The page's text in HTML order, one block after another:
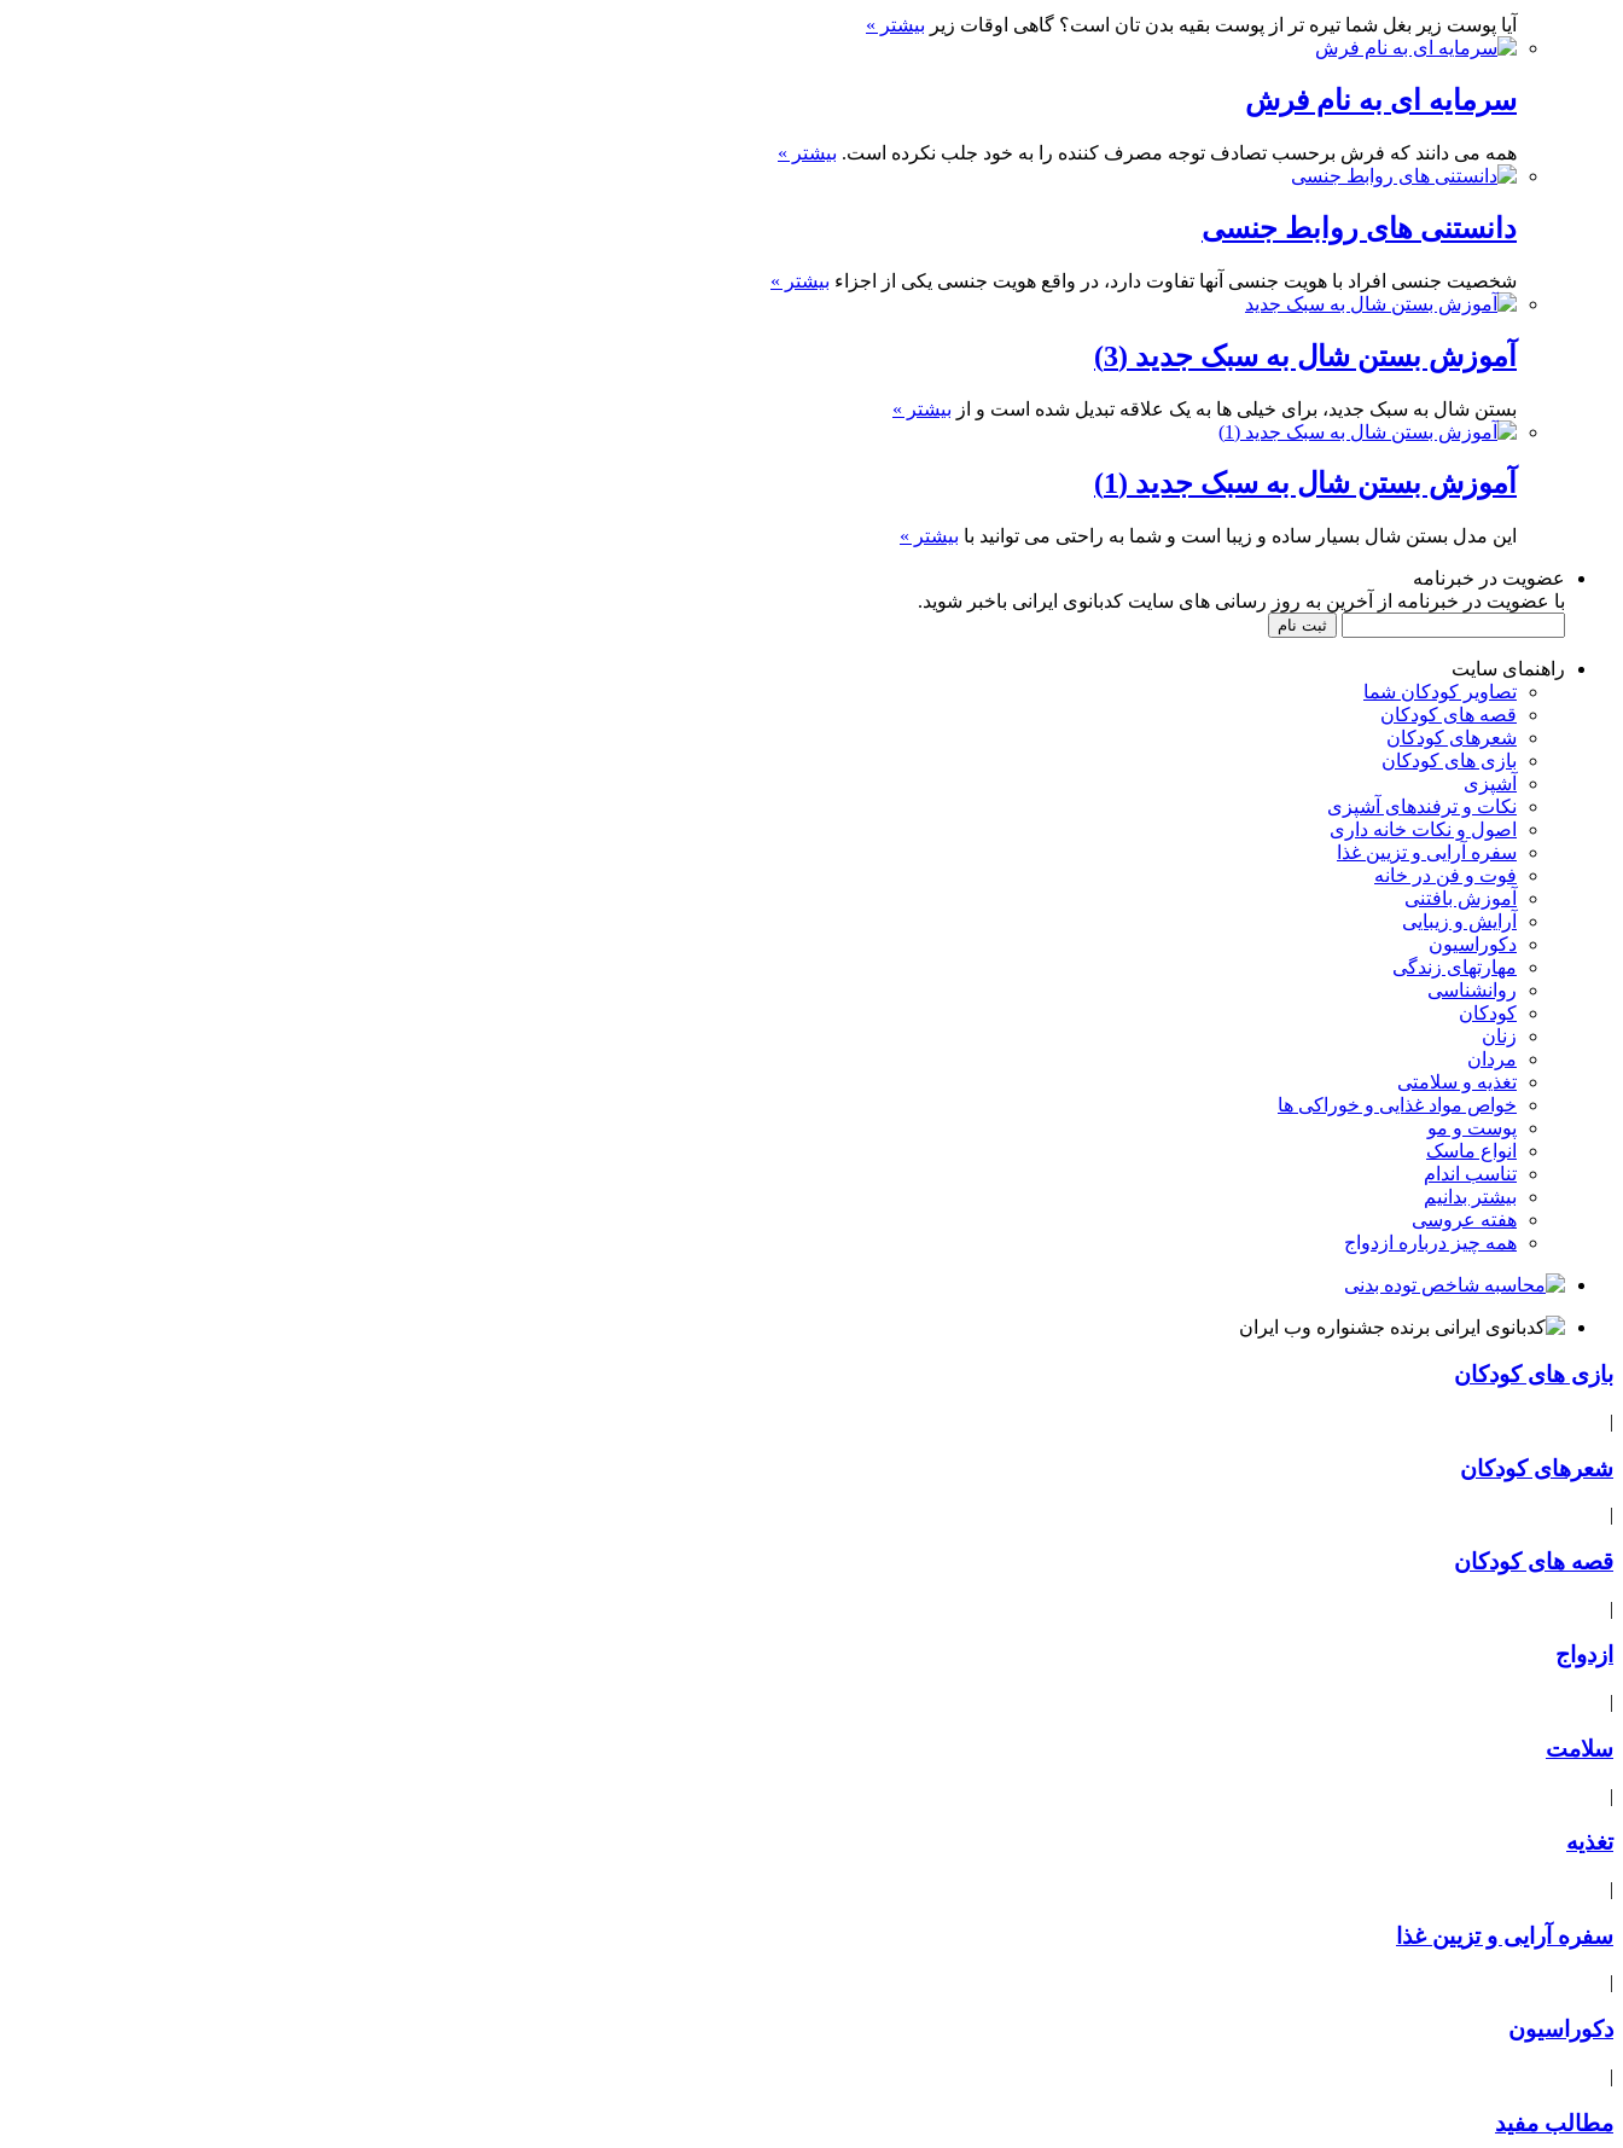
آیا پوست زیر بغل شما تیره تر از پوست بقیه بدن تان است؟ گاهی اوقات زیر بیشتر »
سرمایه ای به نام فرش
همه می دانند که فرش برحسب تصادف توجه مصرف کننده را به خود جلب نکرده است. بیشتر »
دانستنی های روابط جنسی
شخصیت جنسی افراد با هویت جنسی آنها تفاوت دارد، در واقع هویت جنسی یکی از اجزاء بیشتر »
آموزش بستن شال به سبک جدید (3)
بستن شال به سبک جدید، برای خیلی ها به یک علاقه تبدیل شده است و از بیشتر »
آموزش بستن شال به سبک جدید (1)
این مدل بستن شال بسیار ساده و زیبا است و شما به راحتی می توانید با بیشتر »
عضویت در خبرنامه
با عضویت در خبرنامه از آخرین به روز رسانی های سایت کدبانوی ایرانی باخبر شوید.
راهنمای سایت
تصاویر کودکان شما
قصه های کودکان
شعرهای کودکان
بازی های کودکان
آشپزی
نکات و ترفندهای آشپزی
اصول و نکات خانه داری
سفره آرایی و تزیین غذا
فوت و فن در خانه
آموزش بافتنی
آرایش و زیبایی
دکوراسیون
مهارتهای زندگی
روانشناسی
کودکان
زنان
مردان
تغذیه و سلامتی
خواص مواد غذایی و خوراکی ها
پوست و مو
انواع ماسک
تناسب اندام
بیشتر بدانیم
هفته عروسی
همه چیز درباره ازدواج
بازی های کودکان
|
شعرهای کودکان
|
قصه های کودکان
|
ازدواج
|
سلامت
|
تغذیه
|
سفره آرایی و تزیین غذا
|
دکوراسیون
|
مطالب مفید